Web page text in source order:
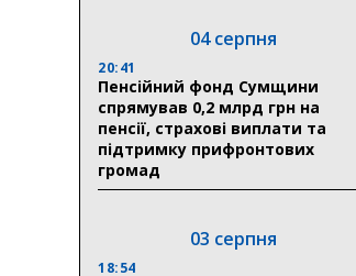
04 серпня
20:41
Пенсійний фонд Сумщини
спрямував 0,2 млрд грн на
пенсії, страхові виплати та
підтримку прифронтових
громад
03 серпня
18:54